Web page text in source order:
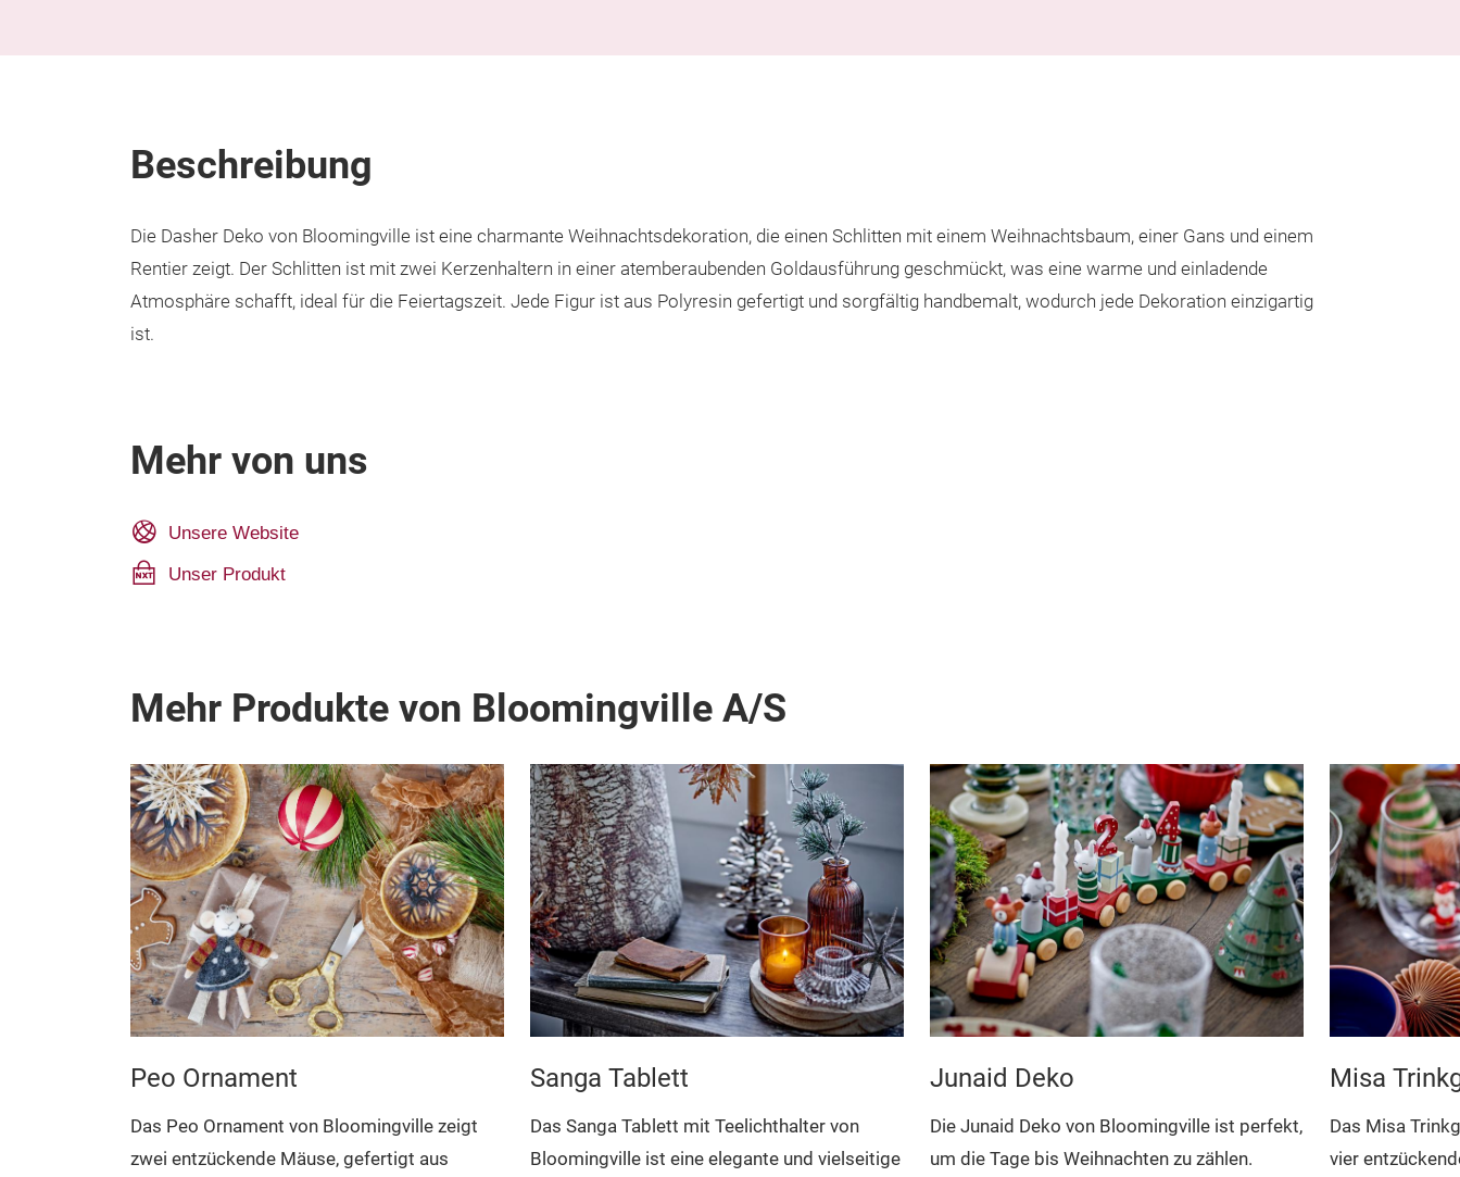
Beschreibung
Die Dasher Deko von Bloomingville ist eine charmante Weihnachtsdekoration, die einen Schlitten mit einem Weihnachtsbaum, einer Gans und einem
Rentier zeigt. Der Schlitten ist mit zwei Kerzenhaltern in einer atemberaubenden Goldausführung geschmückt, was eine warme und einladende
Atmosphäre schafft, ideal für die Feiertagszeit. Jede Figur ist aus Polyresin gefertigt und sorgfältig handbemalt, wodurch jede Dekoration einzigartig
ist.
Mehr von uns
Unsere Website
Unser Produkt
Mehr Produkte von Bloomingville A/S
Peo Ornament
Das Peo Ornament von Bloomingville zeigt
zwei entzückende Mäuse, gefertigt aus
Sanga Tablett
Das Sanga Tablett mit Teelichthalter von
Bloomingville ist eine elegante und vielseitige
Junaid Deko
Die Junaid Deko von Bloomingville ist perfekt,
um die Tage bis Weihnachten zu zählen.
Misa
Das Misa
vier